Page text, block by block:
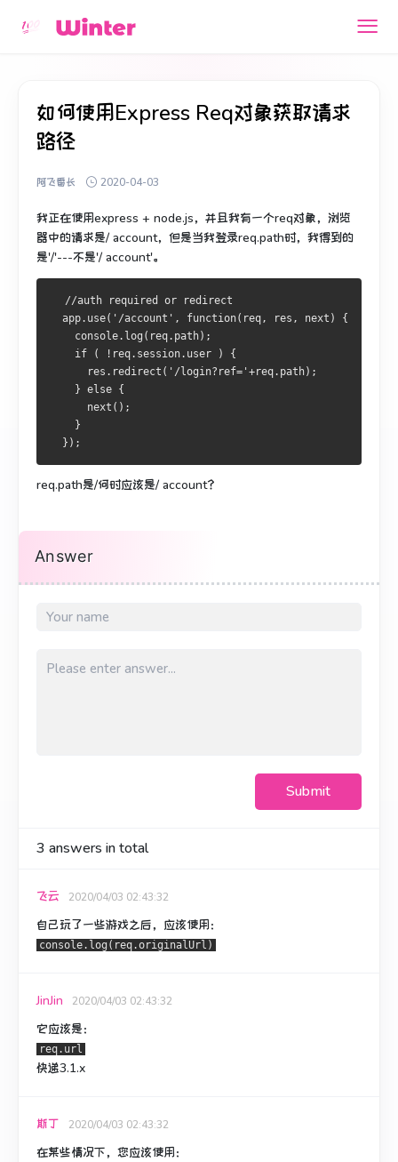
如何使用Express Req对象获取请求
路径
阿飞番长 2020-04-03
我正在使用express + node.js，并且我有一个req对象，浏览
器中的请求是/ account，但是当我登录req.path时，我得到的
是'/'---不是'/ account'。
  //auth required or redirect
  app.use('/account', function(req, res, next) {
    console.log(req.path);
    if ( !req.session.user ) {
      res.redirect('/login?ref='+req.path);
    } else {
      next();
    }
  });
req.path是/何时应该是/ account？
Answer
Submit
3 answers in total
飞云 2020/04/03 02:43:32
自己玩了一些游戏之后，应该使用：
console.log(req.originalUrl)
JinJin 2020/04/03 02:43:32
它应该是：
req.url
快递3.1.x
斯丁 2020/04/03 02:43:32
在某些情况下，您应该使用：